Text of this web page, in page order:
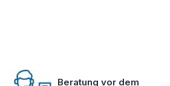
Beratung vor dem